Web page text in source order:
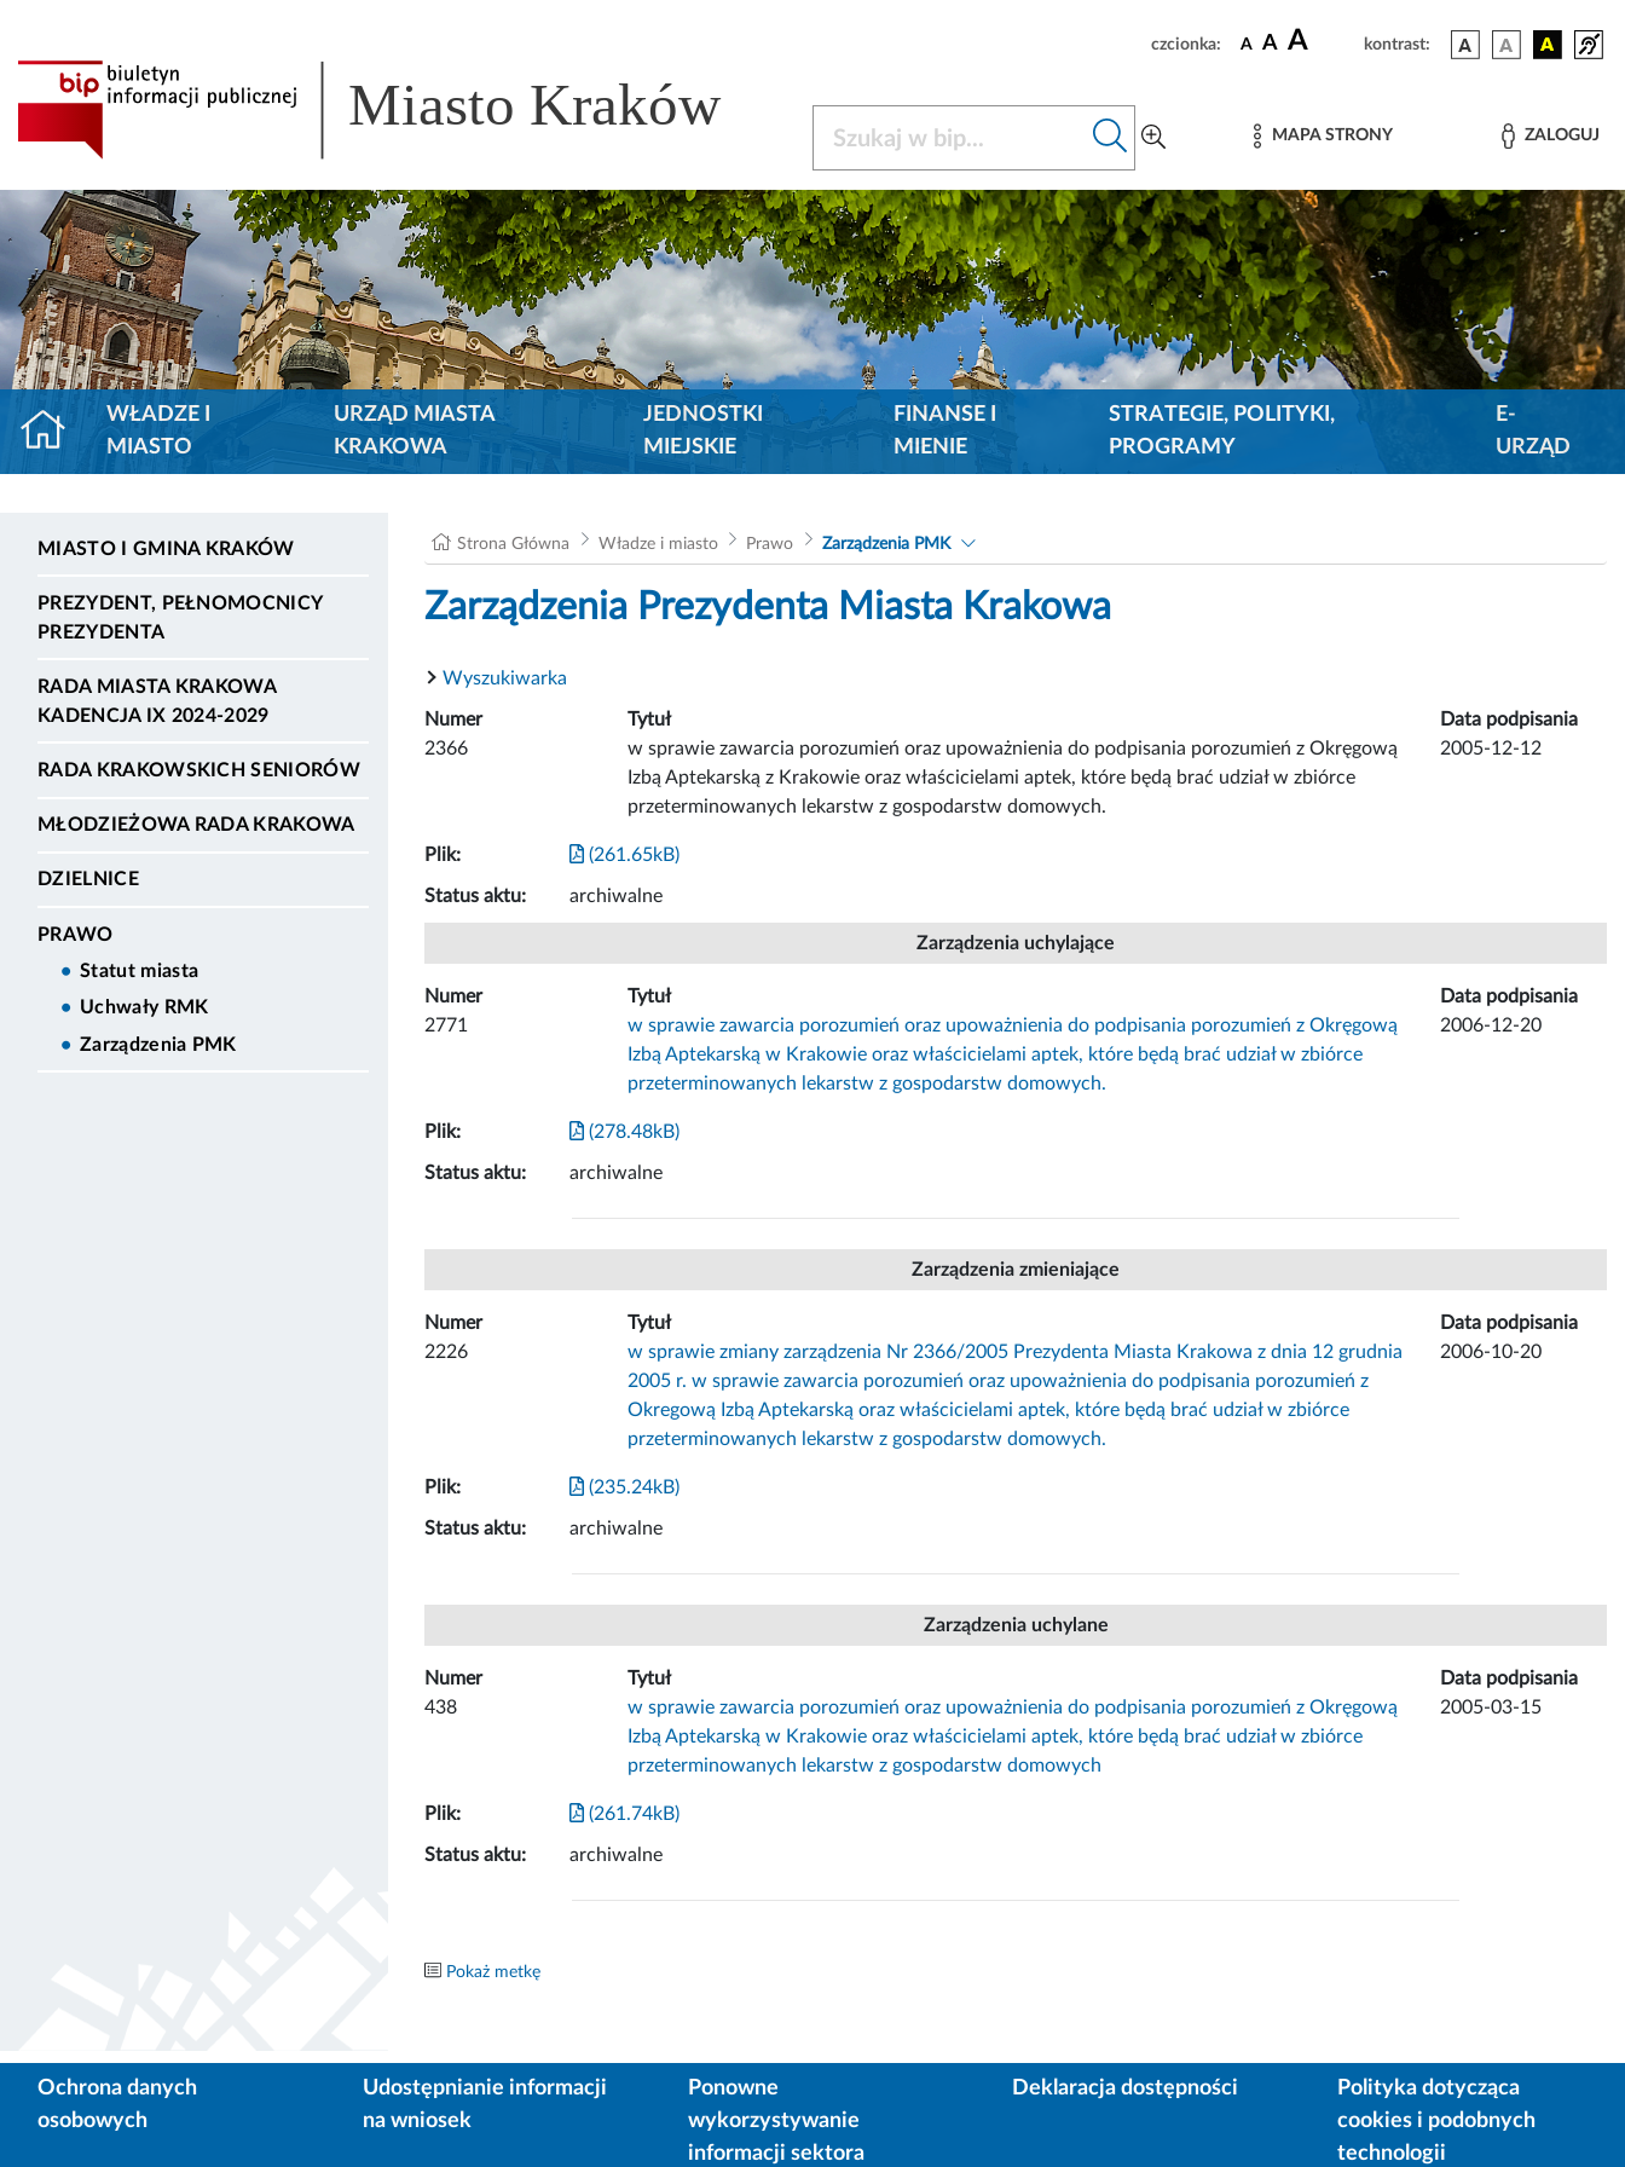
czcionka: A A A kontrast:
Miasto Kraków MAPA STRONY ZALOGUJ
WŁADZE I
MIASTO
URZĄD MIASTA
KRAKOWA
JEDNOSTKI
MIEJSKIE
FINANSE I
MIENIE
STRATEGIE, POLITYKI,
PROGRAMY
E-
URZĄD
MIASTO I GMINA KRAKÓW
PREZYDENT, PEŁNOMOCNICY
PREZYDENTA
RADA MIASTA KRAKOWA
KADENCJA IX 2024-2029
RADA KRAKOWSKICH SENIORÓW
MŁODZIEŻOWA RADA KRAKOWA
DZIELNICE
PRAWO
Statut miasta
Uchwały RMK
Zarządzenia PMK
Strona Główna Władze i miasto Prawo Zarządzenia PMK
Zarządzenia Prezydenta Miasta Krakowa
Wyszukiwarka
Numer Tytuł
Data podpisania
2366
w sprawie zawarcia porozumień oraz upoważnienia do podpisania porozumień z Okręgową
Izbą Aptekarską z Krakowie oraz właścicielami aptek, które będą brać udział w zbiórce
przeterminowanych lekarstw z gospodarstw domowych.
2005-12-12
Plik: (261.65kB)
Status aktu: archiwalne
Zarządzenia uchylające
Numer Tytuł
Data podpisania
2771
w sprawie zawarcia porozumień oraz upoważnienia do podpisania porozumień z Okręgową
Izbą Aptekarską w Krakowie oraz właścicielami aptek, które będą brać udział w zbiórce
przeterminowanych lekarstw z gospodarstw domowych.
2006-12-20
Plik: (278.48kB)
Status aktu: archiwalne
Zarządzenia zmieniające
Numer Tytuł
Data podpisania
2226
w sprawie zmiany zarządzenia Nr 2366/2005 Prezydenta Miasta Krakowa z dnia 12 grudnia
2005 r. w sprawie zawarcia porozumień oraz upoważnienia do podpisania porozumień z
Okregową Izbą Aptekarską oraz właścicielami aptek, które będą brać udział w zbiórce
przeterminowanych lekarstw z gospodarstw domowych.
2006-10-20
Plik: (235.24kB)
Status aktu: archiwalne
Zarządzenia uchylane
Numer Tytuł
Data podpisania
438
w sprawie zawarcia porozumień oraz upoważnienia do podpisania porozumień z Okręgową
Izbą Aptekarską w Krakowie oraz właścicielami aptek, które będą brać udział w zbiórce
przeterminowanych lekarstw z gospodarstw domowych
2005-03-15
Plik: (261.74kB)
Status aktu: archiwalne
Pokaż metkę
Ochrona danych
osobowych
Udostępnianie informacji
na wniosek
Ponowne
wykorzystywanie
informacji sektora
Deklaracja dostępności
Polityka dotycząca
cookies i podobnych
technologii